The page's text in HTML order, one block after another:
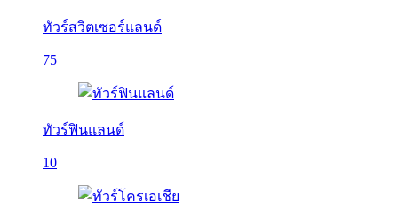
ทัวร์สวิตเซอร์แลนด์
75
ทัวร์ฟินแลนด์
10